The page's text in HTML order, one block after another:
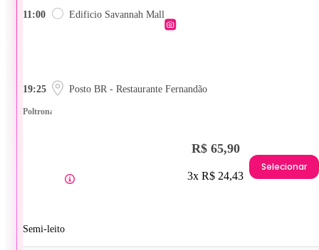
11:00 Edificio Savannah Mall
19:25 Posto BR - Restaurante Fernandão
Poltrona
Semi-leito
R$ 65,90
3x R$ 24,43
Selecionar